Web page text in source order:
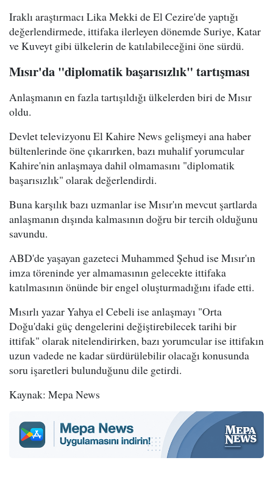
Iraklı araştırmacı Lika Mekki de El Cezire'de yaptığı
değerlendirmede, ittifaka ilerleyen dönemde Suriye, Katar
ve Kuveyt gibi ülkelerin de katılabileceğini öne sürdü.
Mısır'da "diplomatik başarısızlık" tartışması
Anlaşmanın en fazla tartışıldığı ülkelerden biri de Mısır
oldu.
Devlet televizyonu El Kahire News gelişmeyi ana haber
bültenlerinde öne çıkarırken, bazı muhalif yorumcular
Kahire'nin anlaşmaya dahil olmamasını "diplomatik
başarısızlık" olarak değerlendirdi.
Buna karşılık bazı uzmanlar ise Mısır'ın mevcut şartlarda
anlaşmanın dışında kalmasının doğru bir tercih olduğunu
savundu.
ABD'de yaşayan gazeteci Muhammed Şehud ise Mısır'ın
imza töreninde yer almamasının gelecekte ittifaka
katılmasının önünde bir engel oluşturmadığını ifade etti.
Mısırlı yazar Yahya el Cebeli ise anlaşmayı "Orta
Doğu'daki güç dengelerini değiştirebilecek tarihi bir
ittifak" olarak nitelendirirken, bazı yorumcular ise ittifakın
uzun vadede ne kadar sürdürülebilir olacağı konusunda
soru işaretleri bulunduğunu dile getirdi.
Kaynak: Mepa News